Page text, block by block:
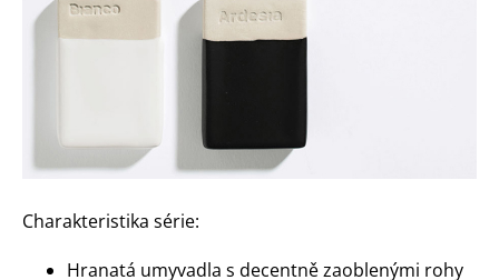
Charakteristika série:
Hranatá umyvadla s decentně zaoblenými rohy